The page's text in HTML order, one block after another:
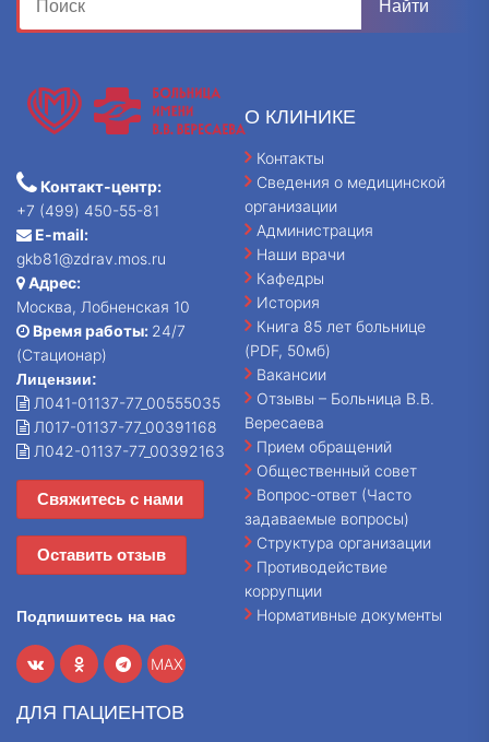
Контакт-центр:
+7 (499) 450-55-81
E-mail:
gkb81@zdrav.mos.ru
Адрес:
Москва, Лобненская 10
Время работы: 24/7
(Стационар)
Лицензии:
Л041-01137-77_00555035
Л017-01137-77_00391168
Л042-01137-77_00392163
Свяжитесь с нами
Оставить отзыв
Подпишитесь на нас
MAX
О КЛИНИКЕ
Контакты
Сведения о медицинской
организации
Администрация
Наши врачи
Кафедры
История
Книга 85 лет больнице
(PDF, 50мб)
Вакансии
Отзывы – Больница В.В.
Вересаева
Прием обращений
Общественный совет
Вопрос-ответ (Часто
задаваемые вопросы)
Структура организации
Противодействие
коррупции
Нормативные документы
ДЛЯ ПАЦИЕНТОВ